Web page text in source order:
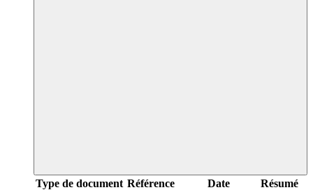
Type de document Référence Date
Résumé